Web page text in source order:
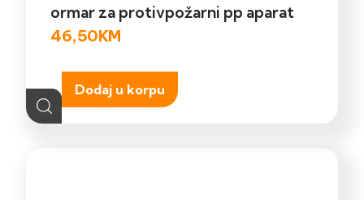
ormar za protivpožarni pp aparat
46,50KM
Dodaj u korpu